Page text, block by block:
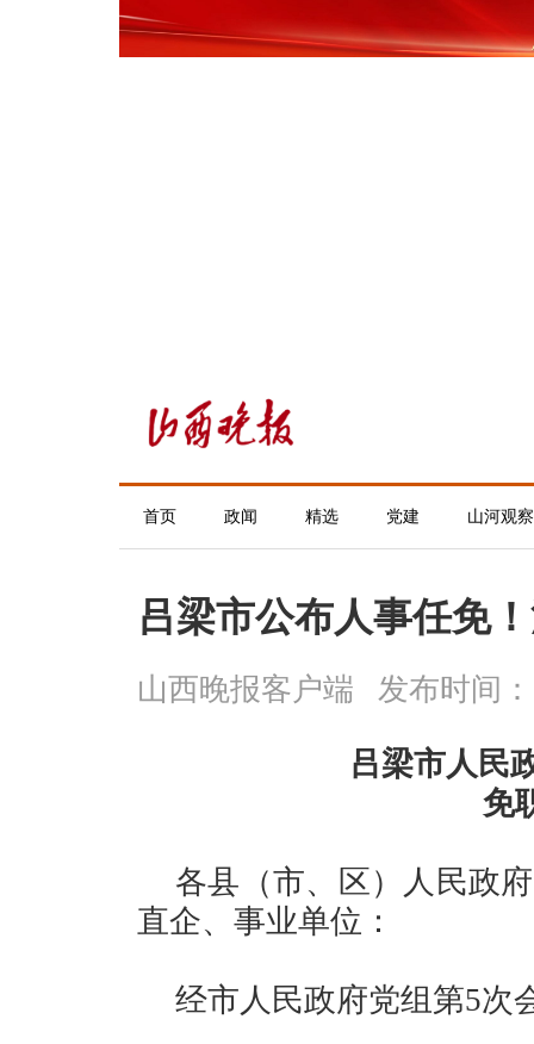
首页 政闻 精选 党建 山河观察
吕梁市公布人事任免
山西晚报客户端 发布时间：
吕梁市人民
免
各县（市、区）人民政
直企、事业单位：
经市人民政府党组第5次